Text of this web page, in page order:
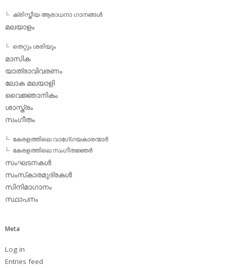
ക്രിസ്തീയ ആരാധനാ ഗാനങ്ങള്‍
മലയാളം
തെറ്റും ശരിയും
മാസിക
യാത്രാവിവരണം
ലോക മലയാളി
വൈജ്ഞാനികം
ശാസ്ത്രം
സംഗീതം
കേരളത്തിലെ വാഗേ്ഗയകാരന്മാര്‍
കേരളത്തിലെ സംഗീതജ്ഞര്‍
സംഘടനകള്‍
സംസ്‌കാരമുദ്രകള്‍
സിനിമാഗാനം
സ്ഥാപനം
Meta
Log in
Entries feed